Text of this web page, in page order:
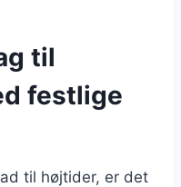
til
festlige
til højtider, er det